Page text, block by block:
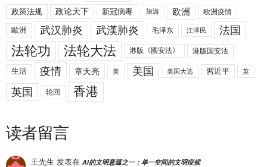
政策法规 政论天下 新冠病毒 旅游 欧洲 欧洲疫情
歐洲 武汉肺炎 武漢肺炎 毛泽东 江泽民 法国
法轮功 法轮大法 港版《國安法》 港版国安法
生活 疫情 章天亮 美 美国 美国大选 習近平 英
英国 轮回 香港
读者留言
王先生 发表在AI的文明意蕴之一：单一空间的文明症候